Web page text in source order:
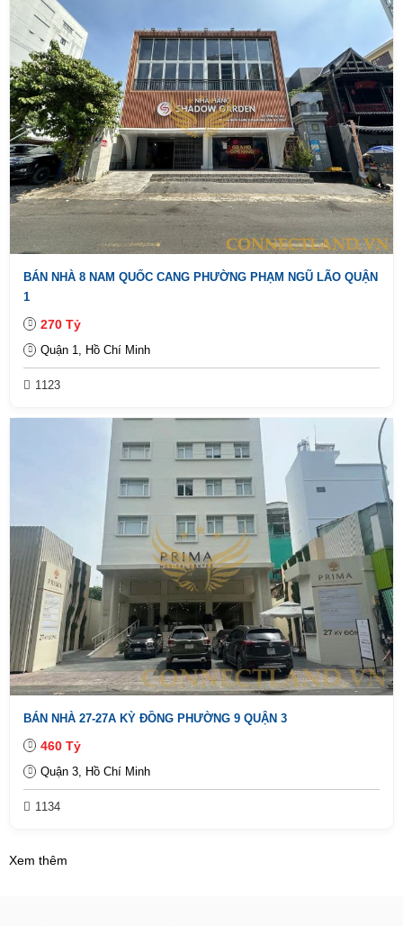
BÁN NHÀ 8 NAM QUỐC CANG PHƯỜNG PHẠM NGŨ LÃO QUẬN
1
270 Tỷ
Quận 1, Hồ Chí Minh
1123
BÁN NHÀ 27-27A KỲ ĐỒNG PHƯỜNG 9 QUẬN 3
460 Tỷ
Quận 3, Hồ Chí Minh
1134
Xem thêm